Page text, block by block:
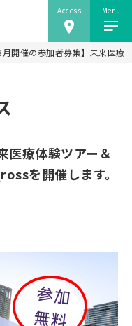
Access Menu
て
たり
EN
3月開催の参加者募集】未来医
医療体験ツアー＆
を開催します。